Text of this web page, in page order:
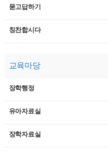
묻고답하기
칭찬합시다
교육마당
장학행정
유아자료실
장학자료실